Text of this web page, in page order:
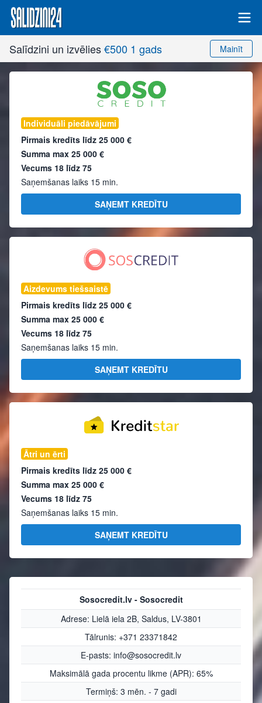
Salīdzini un izvēlies€500 1 gads Mainīt
Individuāli piedāvājumi
Pirmais kredīts līdz 25 000 €
Summa max 25 000 €
Vecums 18 līdz 75
Saņemšanas laiks 15 min.
SAŅEMT KREDĪTU
Aizdevums tiešsaistē
Pirmais kredīts līdz 25 000 €
Summa max 25 000 €
Vecums 18 līdz 75
Saņemšanas laiks 15 min.
SAŅEMT KREDĪTU
Ātri un ērti
Pirmais kredīts līdz 25 000 €
Summa max 25 000 €
Vecums 18 līdz 75
Saņemšanas laiks 15 min.
SAŅEMT KREDĪTU
Sosocredit.lv - Sosocredit
Adrese: Lielā iela 2B, Saldus, LV-3801
Tālrunis: +371 23371842
E-pasts: info@sosocredit.lv
Maksimālā gada procentu likme (APR): 65%
Termiņš: 3 mēn. - 7 gadi